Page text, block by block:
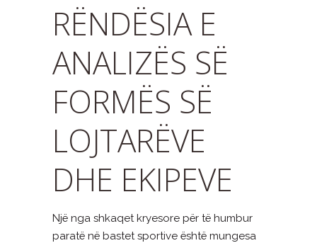
RËNDËSIA E
ANALIZËS SË
FORMËS SË
LOJTARËVE
DHE EKIPEVE
Një nga shkaqet kryesore për të humbur
paratë në bastet sportive është mungesa